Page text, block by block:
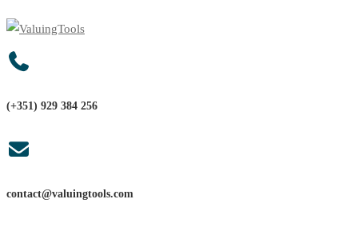
(+351) 929 384 256
contact@valuingtools.com